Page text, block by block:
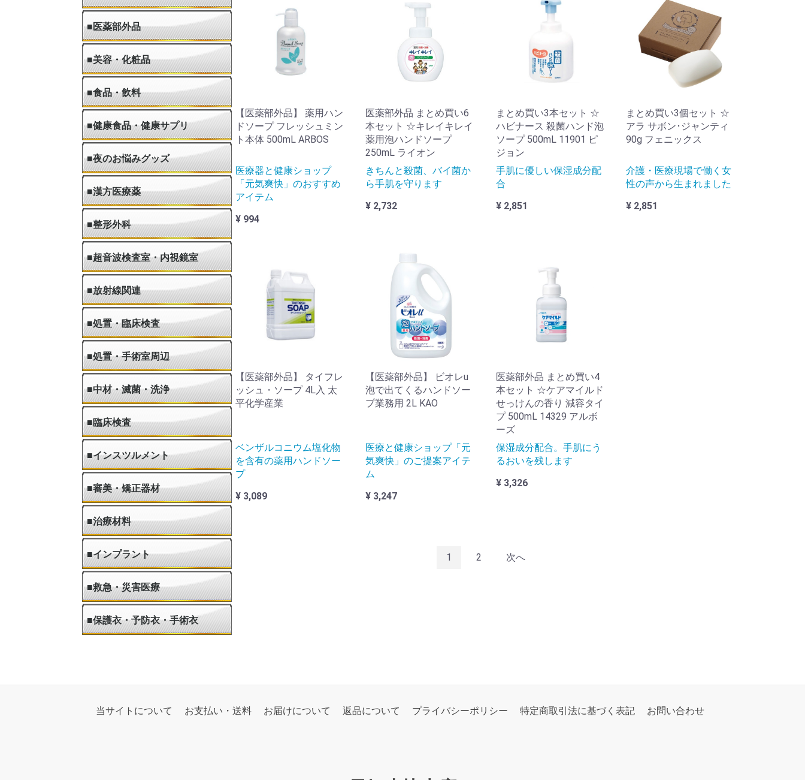
●食事療法食(ペット用)
●トリーツ
●サプリメント(ペット用)
●ノミ・ダニ予防駆除(ペット用)
●腸内寄生虫予防駆除(ペット用)
●目薬(ペット用)
●医療衛生用品(ペット用)
●シャンプー・リンス(ペット用)
●デンタル用品(ペット用)
●消臭・洗浄(ペット用)
●生活用品(ペット用)
●首輪・胴輪・リード
●ペットフード・おやつ
●食器・水入れ(ペット用)
●健康グッズ(ペット用)
●動物病院 ◆動物用医薬品
■医薬部外品
●医薬部外品
●指定医薬部外品
■美容・化粧品
●ヘアケア
●美容液・化粧品
●スキンケア
●美容食品・美容サプリ
●美容家電・美容グッズ
●頭皮ケア用品
■食品・飲料
●食品 ◆お米・パン
◆肉
◆野菜
◆果物
●加工食品 ◆麺類
◆ソーセージ・ハム
◆チーズ・バター
◆プリン・ヨーグルト
◆お菓子・飴
●自然食品
●特産・名産品
●飲料 ◆ミネラルウォーター
◆緑茶・日本茶
◆紅茶
◆ウーロン茶・中国茶
◆コーヒー・ココア
◆炭酸ジュース
◆野菜ジュース
◆スポーツドリンク
◆牛乳
◆豆乳
●保存食・非常食 ◆パック・レトルト食品
◆カップめん
■健康食品・健康サプリ
●健康食品 ◆ローヤルゼリー・プロポリス
●健康サプリ
■夜のお悩みグッズ
■漢方医療薬
■整形外科
■超音波検査室・内視鏡室
■放射線関連
■処置・臨床検査
■処置・手術室周辺
■中材・滅菌・洗浄
■臨床検査
■インスツルメント
■審美・矯正器材
■治療材料
■インプラント
■救急・災害医療
●救急医療セット
●蘇生器
●酸素吸入器
■保護衣・予防衣・手術衣
【医薬部外品】 薬用ハン
ドソープ フレッシュミン
ト本体 500mL ARBOS
医療器と健康ショップ
「元気爽快」のおすすめ
アイテム
¥ 994
医薬部外品 まとめ買い6
本セット ☆キレイキレイ
薬用泡ハンドソープ
250mL ライオン
きちんと殺菌、バイ菌か
ら手肌を守ります
¥ 2,732
まとめ買い3本セット ☆
ハビナース 殺菌ハンド泡
ソープ 500mL 11901 ピ
ジョン
手肌に優しい保湿成分配
合
¥ 2,851
まとめ買い3個セット ☆
アラ サボン･ジャンティ
90g フェニックス
介護・医療現場で働く女
性の声から生まれました
¥ 2,851
【医薬部外品】 タイフレ
ッシュ・ソープ 4L入 太
平化学産業
ベンザルコニウム塩化物
を含有の薬用ハンドソー
プ
¥ 3,089
【医薬部外品】 ビオレu
泡で出てくるハンドソー
プ業務用 2L KAO
医療と健康ショップ「元
気爽快」のご提案アイテ
ム
¥ 3,247
医薬部外品 まとめ買い4
本セット ☆ケアマイルド
せっけんの香り 減容タイ
プ 500mL 14329 アルボ
ーズ
保湿成分配合。手肌にう
るおいを残します
¥ 3,326
1 2 次へ
当サイトについて お支払い・送料 お届けについて 返品について プライバシーポリシー 特定商取引法に基づく表記 お問い合わせ